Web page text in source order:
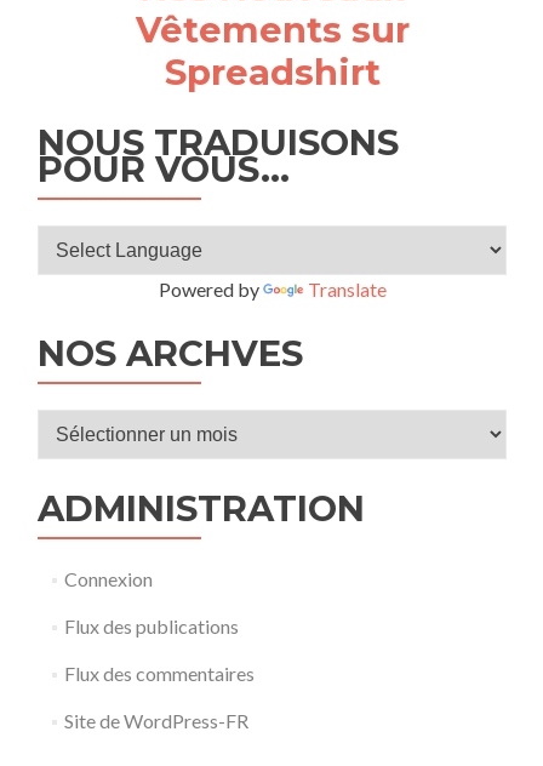
Vêtements sur
Spreadshirt
NOUS TRADUISONS
POUR VOUS…
Powered by Translate
NOS ARCHVES
Nos
ADMINISTRATION
Connexion
Flux des publications
Flux des commentaires
Site de WordPress-FR